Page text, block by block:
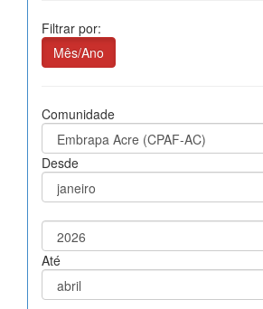
Filtrar por:
Mês/Ano
Comunidade
Desde
Até